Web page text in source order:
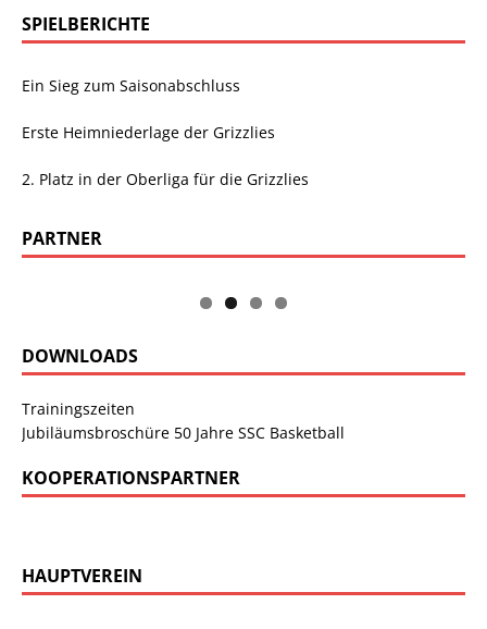
SPIELBERICHTE
Ein Sieg zum Saisonabschluss
Erste Heimniederlage der Grizzlies
2. Platz in der Oberliga für die Grizzlies
PARTNER
DOWNLOADS
Trainingszeiten
Jubiläumsbroschüre 50 Jahre SSC Basketball
KOOPERATIONSPARTNER
HAUPTVEREIN